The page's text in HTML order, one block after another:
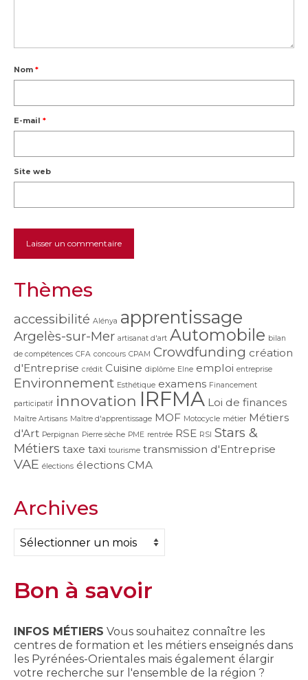
Nom *
E-mail *
Site web
Thèmes
accessibilité Alénya apprentissage
Argelès-sur-Mer artisanat d'art Automobile bilan
de compétences CFA concours CPAM Crowdfunding création
d'Entreprise crédit Cuisine diplôme Elne emploi entreprise
Environnement Esthétique examens Financement
participatif innovation IRFMA Loi de finances
Maître Artisans Maître d'apprentissage MOF Motocycle métier Métiers
d'Art Perpignan Pierre sèche PME rentrée RSE RSI Stars &
Métiers taxe taxi tourisme transmission d'Entreprise
VAE élections élections CMA
Archives
Archives
Bon à savoir
INFOS MÉTIERS Vous souhaitez connaître les
centres de formation et les métiers enseignés dans
les Pyrénées-Orientales mais également élargir
votre recherche sur l'ensemble de la région ?